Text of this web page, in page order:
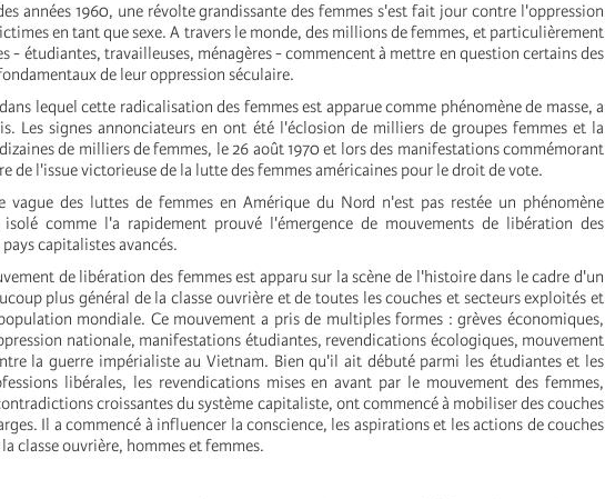
années 1960, une révolte grandissante des femmes s'est fait jour contre l'oppression
en tant que sexe. A travers le monde, des millions de femmes, et particulièrement
- étudiantes, travailleuses, ménagères - commencent à mettre en question certains des
de leur oppression séculaire.
lequel cette radicalisation des femmes est apparue comme phénomène de masse, a
Les signes annonciateurs en ont été l'éclosion de milliers de groupes femmes et la
de milliers de femmes, le 26 août 1970 et lors des manifestations commémorant
de l'issue victorieuse de la lutte des femmes américaines pour le droit de vote.
vague des luttes de femmes en Amérique du Nord n'est pas restée un phénomène
comme l'a rapidement prouvé l'émergence de mouvements de libération des
capitalistes avancés.
de libération des femmes est apparu sur la scène de l'histoire dans le cadre d'un
plus général de la classe ouvrière et de toutes les couches et secteurs exploités et
mondiale. Ce mouvement a pris de multiples formes : grèves économiques,
nationale, manifestations étudiantes, revendications écologiques, mouvement
la guerre impérialiste au Vietnam. Bien qu'il ait débuté parmi les étudiantes et les
libérales, les revendications mises en avant par le mouvement des femmes,
croissantes du système capitaliste, ont commencé à mobiliser des couches
Il a commencé à influencer la conscience, les aspirations et les actions de couches
classe ouvrière, hommes et femmes.